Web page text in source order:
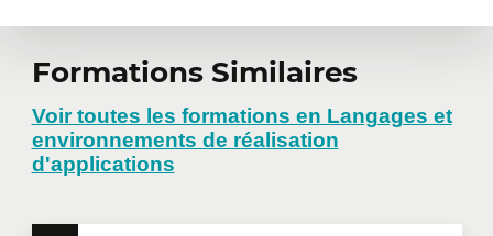
Formations Similaires
Voir toutes les formations en Langages et
environnements de réalisation
d'applications